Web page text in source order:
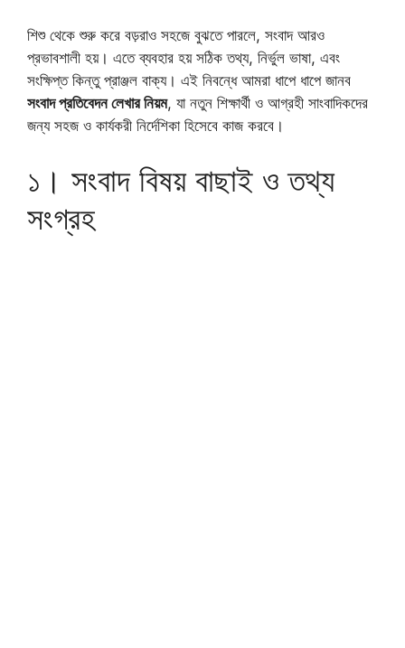
শিশু থেকে শুরু করে বড়রাও সহজে বুঝতে পারলে, সংবাদ আরও
প্রভাবশালী হয়। এতে ব্যবহার হয় সঠিক তথ্য, নির্ভুল ভাষা, এবং
সংক্ষিপ্ত কিন্তু প্রাঞ্জল বাক্য। এই নিবন্ধে আমরা ধাপে ধাপে জানব
সংবাদ প্রতিবেদন লেখার নিয়ম, যা নতুন শিক্ষার্থী ও আগ্রহী সাংবাদিকদের
জন্য সহজ ও কার্যকরী নির্দেশিকা হিসেবে কাজ করবে।
১। সংবাদ বিষয় বাছাই ও তথ্য
সংগ্রহ